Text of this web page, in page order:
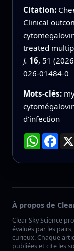
Citation:
Clinical
treated
J. 16, 51
026-01484-0
Mots-clés:
d'infection
À propos de
Clear Sky Science
évalués par les
curieux. Chaque
publiées et cite les